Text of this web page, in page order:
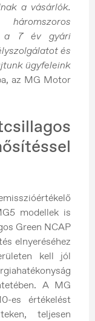
a vásárlók.
a 7 év gyári
és
ügyfeleink
az MG Motor
modellek is
Green NCAP
elnyeréséhez
kell jól
A MG
es értékelést
teljesen